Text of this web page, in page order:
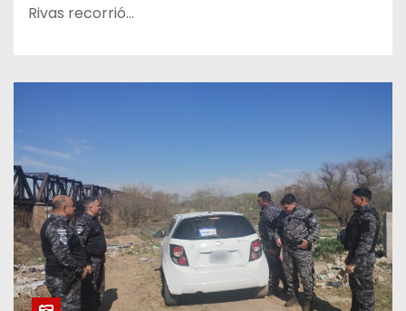
Rivas recorrió…